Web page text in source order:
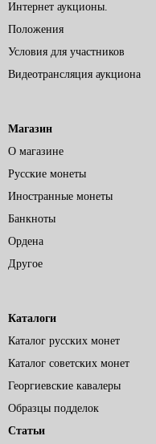
Интернет аукционы.
Положения
Условия для участников
Видеотрансляция аукциона
Магазин
О магазине
Русские монеты
Иностранные монеты
Банкноты
Ордена
Другое
Каталоги
Каталог русских монет
Каталог советских монет
Георгиевские кавалеры
Образцы подделок
Статьи